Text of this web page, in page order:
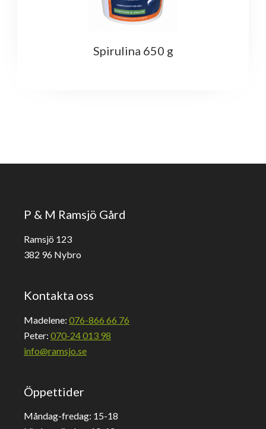
Spirulina 650 g
P & M Ramsjö Gård
Ramsjö 123
382 96 Nybro
Kontakta oss
Madelene: 076-866 66 76
Peter: 070-24 013 98
info@ramsjo.se
Öppettider
Måndag-fredag: 15-18